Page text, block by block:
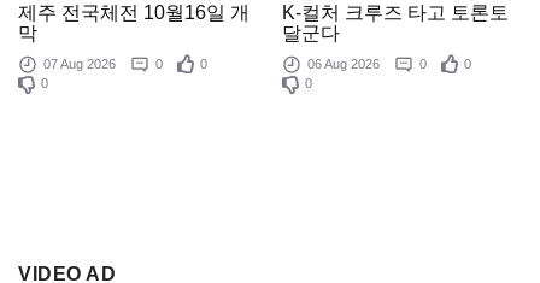
제주 전국체전 10월16일 개
막
07 Aug 2026 0
0
0
K-컬처 크루즈 타고 토론토
달군다
06 Aug 2026 0
0
0
VIDEO AD